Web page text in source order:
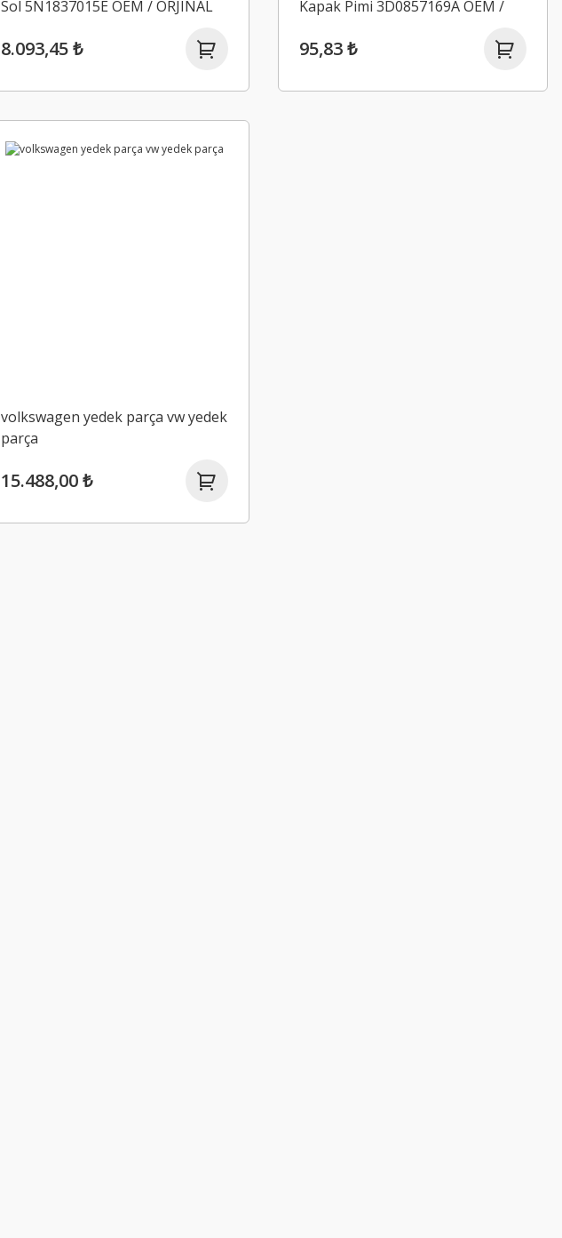
Sol 5N1837015E OEM / ORJINAL
8.093,45 ₺
Kapak Pimi 3D0857169A OEM /
95,83 ₺
volkswagen yedek parça vw yedek
parça
15.488,00 ₺